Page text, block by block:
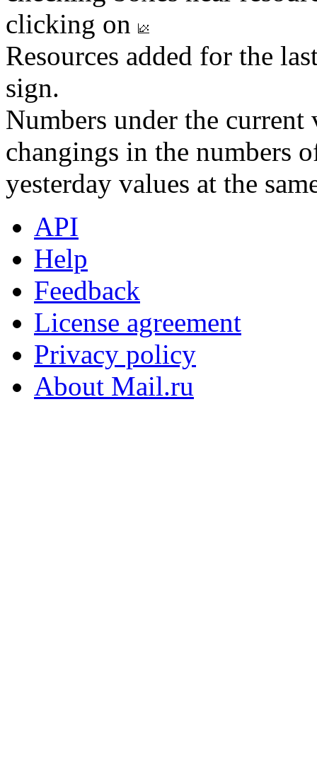
clicking on
Resources added for the
sign.
Numbers under the
changings in the numbers
yesterday values at the
API
Help
Feedback
License agreement
Privacy policy
About Mail.ru